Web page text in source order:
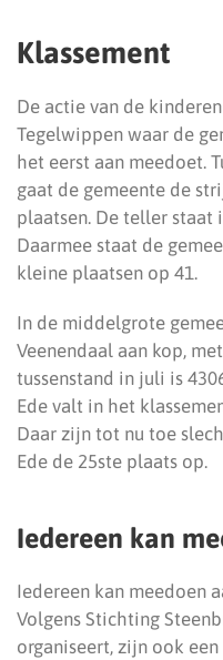
Klassement
De actie van de
Tegelwippen waar de
het eerst aan meedoet.
gaat de gemeente de
plaatsen. De teller staat
Daarmee staat de
kleine plaatsen op 41.
In de middelgrote
Veenendaal aan kop,
tussenstand in juli is
Ede valt in het
Daar zijn tot nu toe
Ede de 25ste plaats op.
Iedereen kan
Iedereen kan meedoen
Volgens Stichting
organiseert, zijn ook